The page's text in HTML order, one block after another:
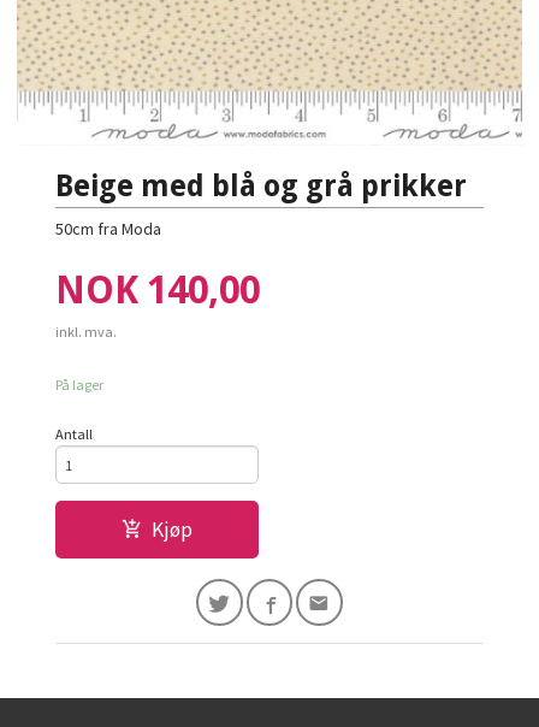
Beige med blå og grå prikker
50cm fra Moda
Pris
NOK 140,00
inkl. mva.
På lager
Antall
Kjøp